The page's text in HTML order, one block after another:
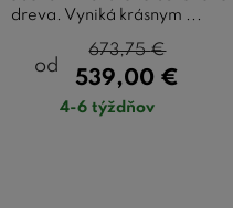
dreva. Vyniká krásnym ...
od
539,00 €
673,75€
4-6 týždňov